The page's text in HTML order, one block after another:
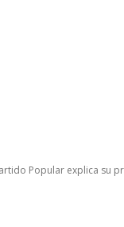
Popular explica su